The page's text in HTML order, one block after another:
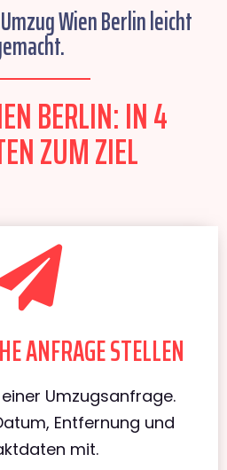
Wien Berlin leicht
BERLIN: IN 4
ZUM ZIEL
ANFRAGE STELLEN
Umzugsanfrage.
Entfernung und
mit.